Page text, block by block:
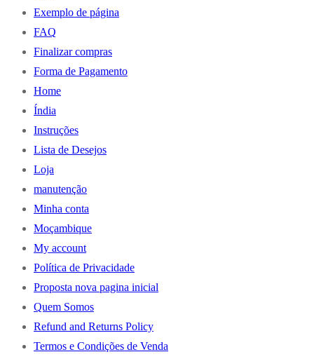
Exemplo de página
FAQ
Finalizar compras
Forma de Pagamento
Home
Índia
Instruções
Lista de Desejos
Loja
manutenção
Minha conta
Moçambique
My account
Política de Privacidade
Proposta nova pagina inicial
Quem Somos
Refund and Returns Policy
Termos e Condições de Venda